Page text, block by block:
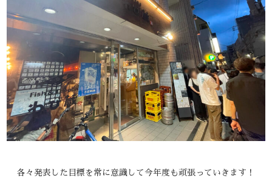
各々発表した目標を常に意識して今年度も頑張っていきます！